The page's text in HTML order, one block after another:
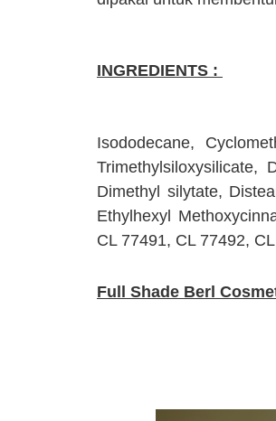
INGREDIENTS :
Isododecane,
Trimethylsiloxysilicate,
Dimethyl silytate,
Ethylhexyl
CL 77491, CL 77492,
Full Shade Berl